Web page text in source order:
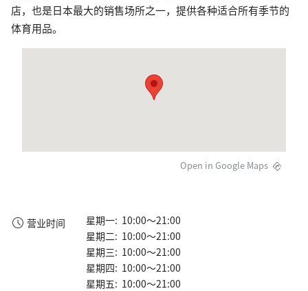
店，也是日本最大的销售场所之一，提供各种适合所有季节的
体育用品。
Open in Google Maps
营业时间
星期一: 10:00～21:00
星期二: 10:00～21:00
星期三: 10:00～21:00
星期四: 10:00～21:00
星期五: 10:00～21:00